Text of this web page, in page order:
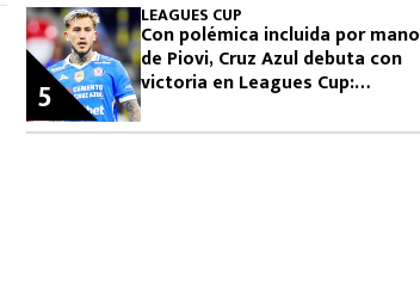
LEAGUES CUP
Con polémica incluida por mano
de Piovi, Cruz Azul debuta con
victoria en Leagues Cup:
5